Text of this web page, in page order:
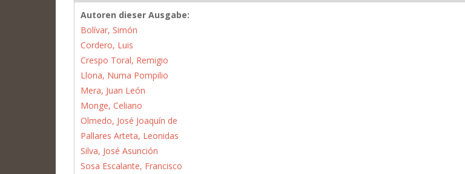
Autoren dieser Ausgabe:
Bolívar, Simón
Cordero, Luis
Crespo Toral, Remigio
Llona, Numa Pompilio
Mera, Juan León
Monge, Celiano
Olmedo, José Joaquín de
Pallares Arteta, Leonidas
Silva, José Asunción
Sosa Escalante, Francisco